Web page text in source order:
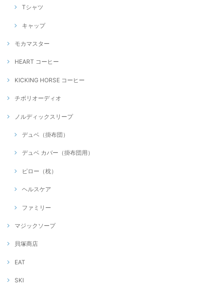
Tシャツ
キャップ
モカマスター
HEART コーヒー
KICKING HORSE コーヒー
チボリオーディオ
ノルディックスリープ
デュベ（掛布団）
デュベ カバー（掛布団用）
ピロー（枕）
ヘルスケア
ファミリー
マジックソープ
貝塚商店
EAT
SKI